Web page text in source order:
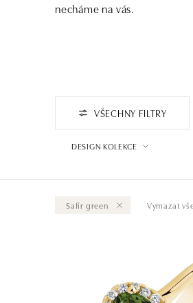
necháme na vás.
VŠECHNY FILTRY
DESIGN KOLEKCE
Safír green Vymazat